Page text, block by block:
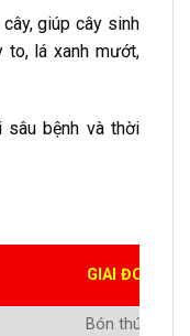
giúp cây sinh
to, lá xanh mướt,
sâu bệnh và thời
GIAI ĐOẠN
Bón thúc giai